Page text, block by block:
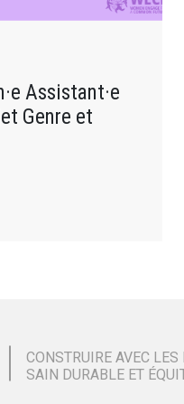
Assistant·e
Genre et
CONSTRUIRE AVEC
SAIN DURABLE ET